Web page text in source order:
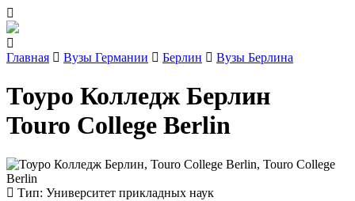
Главная Вузы Германии Берлин Вузы Берлина
Тоуро Колледж Берлин
Touro College Berlin
Тип: Университет прикладных наук